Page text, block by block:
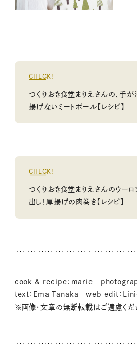
CHECK!
つくりおき食堂まりえさんの、手が
揚げないミートボール【レシピ】
CHECK!
つくりおき食堂まりえさんのウーロ
出し！厚揚げの肉巻き【レシピ】
cook & recipe：marie
text：Ema Tanaka web edit：
※画像・文章の無断転載はご遠慮くだ